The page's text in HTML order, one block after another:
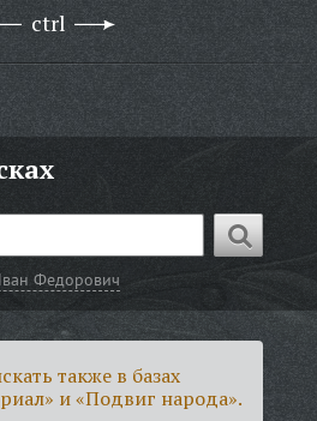
ctrl
Федорович
также в базах
и «Подвиг народа».